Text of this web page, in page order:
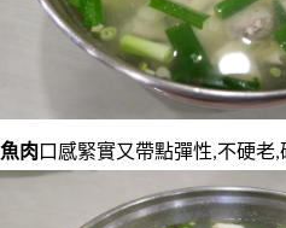
魚肉 口感緊實又帶點彈性,不硬老